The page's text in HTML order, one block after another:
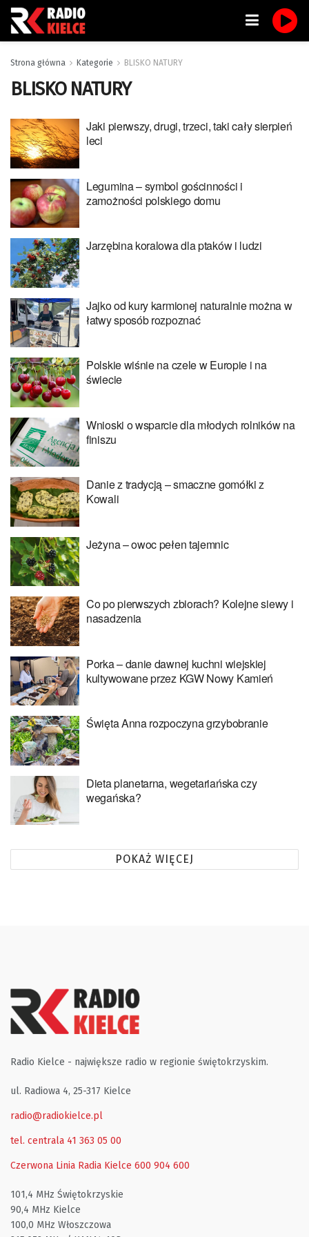
Strona główna Kategorie BLISKO NATURY
BLISKO NATURY
Jaki pierwszy, drugi, trzeci, taki cały sierpień
leci
Legumina – symbol gościnności i
zamożności polskiego domu
Jarzębina koralowa dla ptaków i ludzi
Jajko od kury karmionej naturalnie można w
łatwy sposób rozpoznać
Polskie wiśnie na czele w Europie i na
świecie
Wnioski o wsparcie dla młodych rolników na
finiszu
Danie z tradycją – smaczne gomółki z
Kowali
Jeżyna – owoc pełen tajemnic
Co po pierwszych zbiorach? Kolejne siewy i
nasadzenia
Porka – danie dawnej kuchni wiejskiej
kultywowane przez KGW Nowy Kamień
Święta Anna rozpoczyna grzybobranie
Dieta planetarna, wegetariańska czy
wegańska?
POKAŻ WIĘCEJ
Radio Kielce - największe radio w regionie świętokrzyskim.
ul. Radiowa 4, 25-317 Kielce
radio@radiokielce.pl
tel. centrala 41 363 05 00
Czerwona Linia Radia Kielce 600 904 600
101,4 MHz Świętokrzyskie
90,4 MHz Kielce
100,0 MHz Włoszczowa